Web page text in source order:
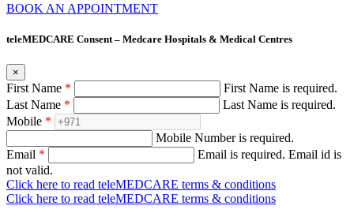
BOOK AN APPOINTMENT
teleMEDCARE Consent – Medcare Hospitals & Medical Centres
×
First Name *
First Name is required.
Last Name *
Last Name is required.
Mobile *
Mobile Number is required.
Email * Email is required. Email id is
not valid.
Click here to read teleMEDCARE terms & conditions
Click here to read teleMEDCARE terms & conditions